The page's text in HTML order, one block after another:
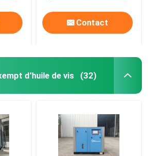
Contact
d'huile de vis (32)